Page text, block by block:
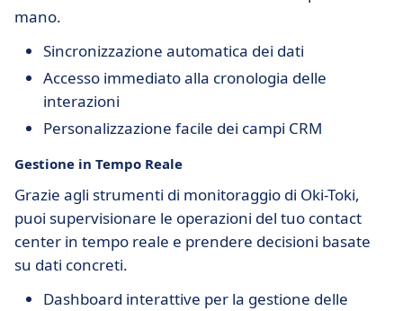
mano.
Sincronizzazione automatica dei dati
Accesso immediato alla cronologia delle
interazioni
Personalizzazione facile dei campi CRM
Gestione in Tempo Reale
Grazie agli strumenti di monitoraggio di Oki-Toki,
puoi supervisionare le operazioni del tuo contact
center in tempo reale e prendere decisioni basate
su dati concreti.
Dashboard interattive per la gestione delle